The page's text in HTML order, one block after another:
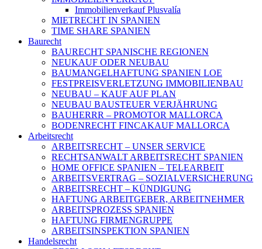
Immobilienverkauf Plusvalía
MIETRECHT IN SPANIEN
TIME SHARE SPANIEN
Baurecht
BAURECHT SPANISCHE REGIONEN
NEUKAUF ODER NEUBAU
BAUMANGELHAFTUNG SPANIEN LOE
FESTPREISVERLETZUNG IMMOBILIENBAU
NEUBAU – KAUF AUF PLAN
NEUBAU BAUSTEUER VERJÄHRUNG
BAUHERRR – PROMOTOR MALLORCA
BODENRECHT FINCAKAUF MALLORCA
Arbeitsrecht
ARBEITSRECHT – UNSER SERVICE
RECHTSANWALT ARBEITSRECHT SPANIEN
HOME OFFICE SPANIEN – TELEARBEIT
ARBEITSVERTRAG – SOZIALVERSICHERUNG
ARBEITSRECHT – KÜNDIGUNG
HAFTUNG ARBEITGEBER, ARBEITNEHMER
ARBEITSPROZESS SPANIEN
HAFTUNG FIRMENGRUPPE
ARBEITSINSPEKTION SPANIEN
Handelsrecht